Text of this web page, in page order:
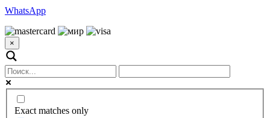
WhatsApp
×
Exact matches only